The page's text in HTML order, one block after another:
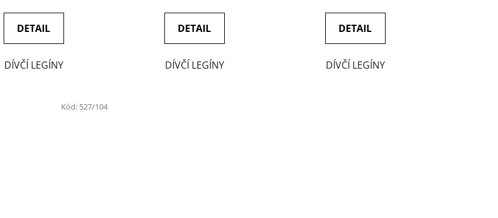
DETAIL
DÍVČÍ LEGÍNY
DETAIL
DÍVČÍ LEGÍNY
DETAIL
DÍVČÍ LEGÍNY
Kód: 527/104